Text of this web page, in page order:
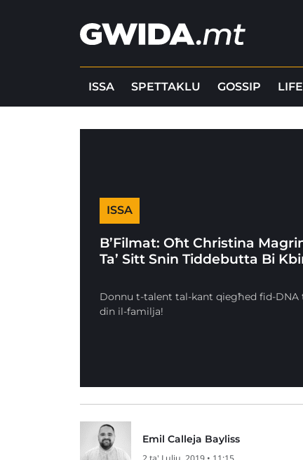
ISSA SPETTAKLU GOSSIP
ISSA
B’Filmat: Oħt Christina
Ta’ Sitt Snin Tiddebutta Bi
Donnu t-talent tal-kant qiegħed fid-DNA
din il-familja!
Emil Calleja Bayliss